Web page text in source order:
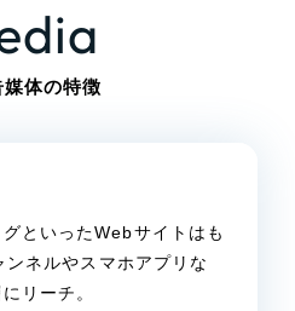
媒体の特徴
といったWebサイトはも
ネルやスマホアプリな
リーチ。